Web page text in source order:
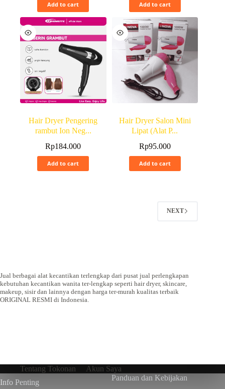
Add to cart Add to cart
Hair Dryer Pengering
rambut Ion Neg...
Rp184.000
Add to cart
Hair Dryer Salon Mini
Lipat (Alat P...
Rp95.000
Add to cart
NEXT
Jual berbagai alat kecantikan terlengkap dari pusat jual perlengkapan
kebutuhan kecantikan wanita ter-lengkap seperti hair dryer, skincare,
makeup, sisir dan lainnya dengan harga ter-murah kualitas terbaik
ORIGINAL RESMI di Indonesia.
Tentang Tokonan
Akun Saya
Info Penting
Panduan dan Kebijakan